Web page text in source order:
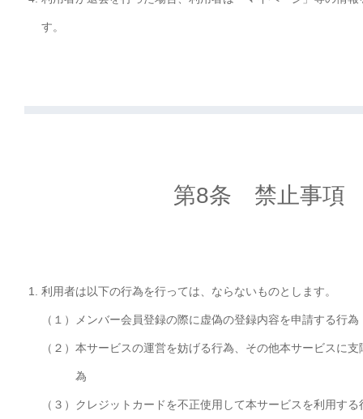
す。
第8条 禁止事項
利用者は以下の行為を行っては、ならないものとします。
（１） メンバー会員登録の際に虚偽の登録内容を申請する行為
（２） 本サービスの運営を妨げる行為、その他本サービスに
為
（３） クレジットカードを不正使用して本サービスを利用する